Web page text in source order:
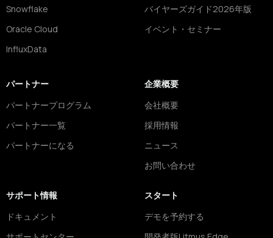
Snowflake
Oracle Cloud
InfluxData
バイヤーズガイド2026年版
イベント・セミナー
パートナー
パートナープログラム
パートナー一覧
パートナーになる
企業概要
会社概要
採用情報
ニュース
お問い合わせ
サポート情報
ドキュメント
スタート
デモを予約する